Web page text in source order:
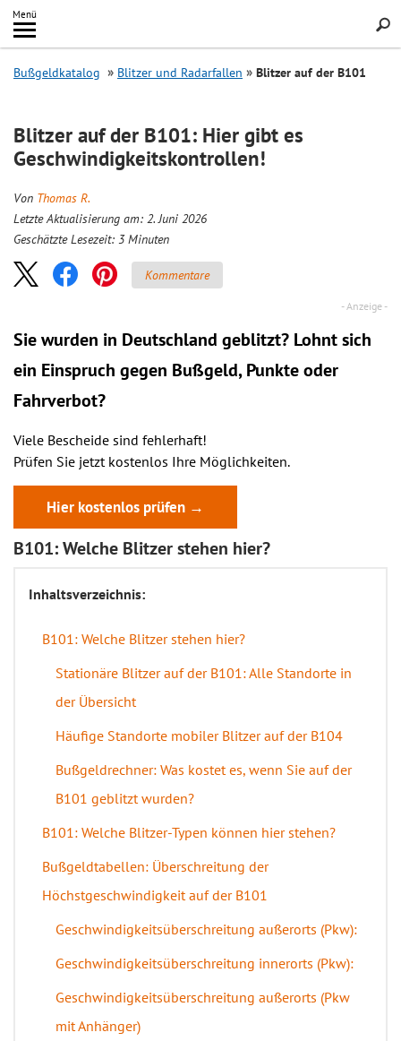
Inhalt
springen
Menü
Search
Bußgeldkatalog Blitzer und Radarfallen Blitzer auf der B101
Blitzer auf der B101: Hier gibt es
Geschwindigkeitskontrollen!
Von Thomas R.
Letzte Aktualisierung am: 2. Juni 2026
Geschätzte Lesezeit: 3 Minuten
Kommentare
Sie wurden in Deutschland geblitzt? Lohnt sich
ein Einspruch gegen Bußgeld, Punkte oder
Fahrverbot?
Viele Bescheide sind fehlerhaft!
Prüfen Sie jetzt kostenlos Ihre Möglichkeiten.
Hier kostenlos prüfen →
B101: Welche Blitzer stehen hier?
Inhaltsverzeichnis:
B101: Welche Blitzer stehen hier?
Stationäre Blitzer auf der B101: Alle Standorte in
der Übersicht
Häufige Standorte mobiler Blitzer auf der B104
Bußgeldrechner: Was kostet es, wenn Sie auf der
B101 geblitzt wurden?
B101: Welche Blitzer-Typen können hier stehen?
Bußgeldtabellen: Überschreitung der
Höchstgeschwindigkeit auf der B101
Geschwindigkeitsüberschreitung außerorts (Pkw):
Geschwindigkeitsüberschreitung innerorts (Pkw):
Geschwindigkeitsüberschreitung außerorts (Pkw
mit Anhänger)